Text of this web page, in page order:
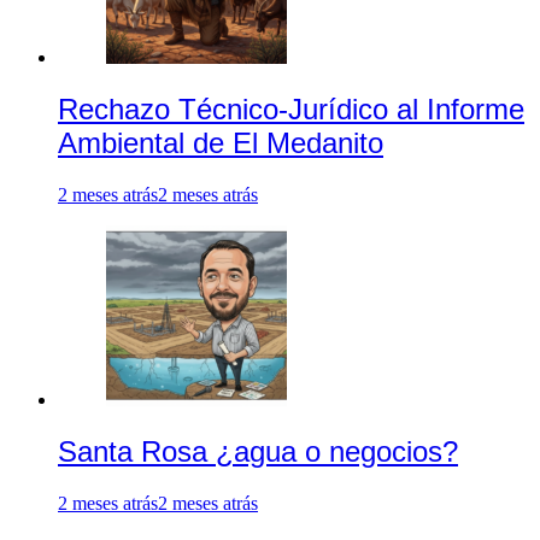
Rechazo Técnico-Jurídico al Informe
Ambiental de El Medanito
2 meses atrás2 meses atrás
Santa Rosa ¿agua o negocios?
2 meses atrás2 meses atrás